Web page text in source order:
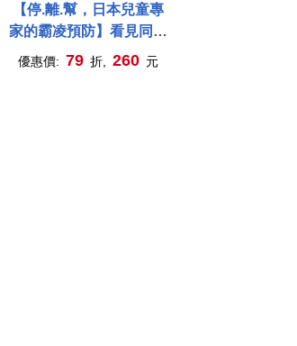
【停.離.幫，日本兒童專
家的霸凌預防】看見同學
被欺負，該怎麼辦?
優惠價: 79 折, 260 元